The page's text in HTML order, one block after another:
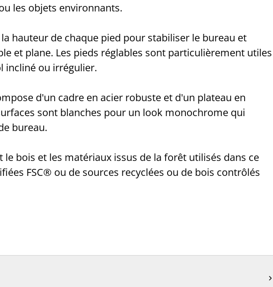
les objets environnants.
hauteur de chaque pied pour stabiliser le bureau et
et plane. Les pieds réglables sont particulièrement utiles
incliné ou irrégulier.
d'un cadre en acier robuste et d'un plateau en
sont blanches pour un look monochrome qui
bureau.
le bois et les matériaux issus de la forêt utilisés dans ce
FSC® ou de sources recyclées ou de bois contrôlés
